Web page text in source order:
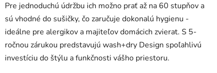
Pre jednoduchú údržbu ich možno prať až na 60 stupňov a
sú vhodné do sušičky, čo zaručuje dokonalú hygienu -
ideálne pre alergikov a majiteľov domácich zvierat. S 5-
ročnou zárukou predstavujú wash+dry Design spoľahlivú
investíciu do štýlu a funkčnosti vášho priestoru.